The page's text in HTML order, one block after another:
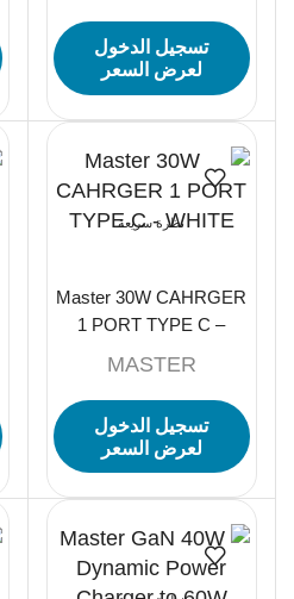
تسجيل الدخول
لعرض السعر
نظرة سريعة
Master 30W CAHRGER
1 PORT TYPE C –
MASTER
تسجيل الدخول
لعرض السعر